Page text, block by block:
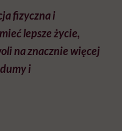
fizyczna i
lepsze życie,
na znacznie więcej
i